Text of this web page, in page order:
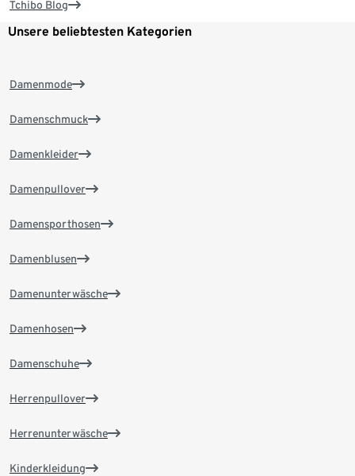
Tchibo Blog
Unsere beliebtesten Kategorien
Damenmode
Damenschmuck
Damenkleider
Damenpullover
Damensporthosen
Damenblusen
Damenunterwäsche
Damenhosen
Damenschuhe
Herrenpullover
Herrenunterwäsche
Kinderkleidung